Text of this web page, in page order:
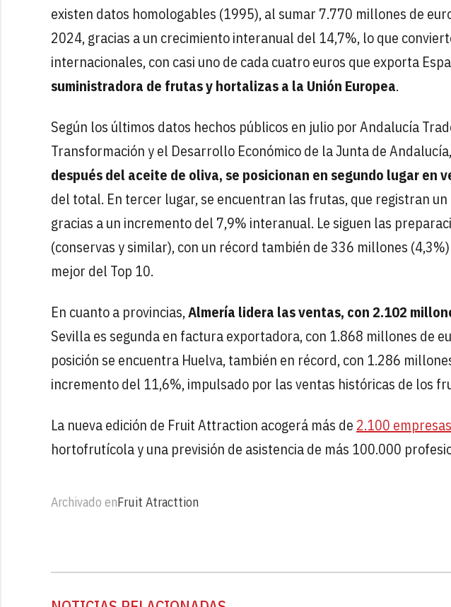
existen datos homologables (1995), al sumar 7.770 millones de
2024, gracias a un crecimiento interanual del 14,7%, lo que
internacionales, con casi uno de cada cuatro euros que exporta
suministradora de frutas y hortalizas a la Unión Europea.
Según los últimos datos hechos públicos en julio por Andalucía
Transformación y el Desarrollo Económico de la Junta de
después del aceite de oliva, se posicionan en segundo lugar en
del total. En tercer lugar, se encuentran las frutas, que registran
gracias a un incremento del 7,9% interanual. Le siguen las
(conservas y similar), con un récord también de 336 millones
mejor del Top 10.
En cuanto a provincias,Almería lidera las ventas, con 2.102
Sevilla es segunda en factura exportadora, con 1.868 millones de
posición se encuentra Huelva, también en récord, con 1.286
incremento del 11,6%, impulsado por las ventas históricas de los
La nueva edición de Fruit Attraction acogerá más de 2.100
hortofrutícola y una previsión de asistencia de más 100.000
Archivado enFruit Atracttion